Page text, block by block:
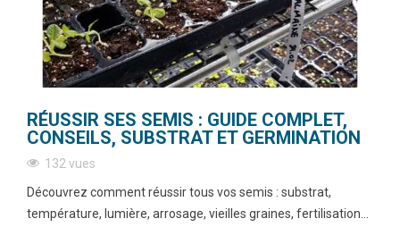
RÉUSSIR SES SEMIS : GUIDE COMPLET,
CONSEILS, SUBSTRAT ET GERMINATION
132 vues
Découvrez comment réussir tous vos semis : substrat,
température, lumière, arrosage, vieilles graines, fertilisation...